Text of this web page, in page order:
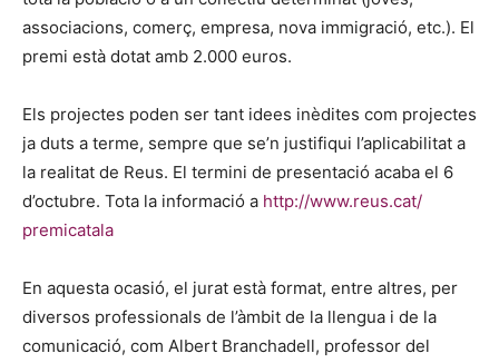
associacions, comerç, empresa, nova immigració, etc.). El
premi està dotat amb 2.000 euros.
Els projectes poden ser tant idees inèdites com projectes
ja duts a terme, sempre que se’n justifiqui l’aplicabilitat a
la realitat de Reus. El termini de presentació acaba el 6
d’octubre. Tota la informació a http://www.reus.cat/
premicatala
En aquesta ocasió, el jurat està format, entre altres, per
diversos professionals de l’àmbit de la llengua i de la
comunicació, com Albert Branchadell, professor del